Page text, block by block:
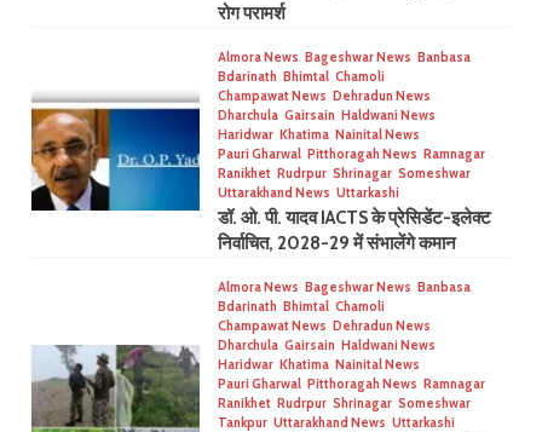
रोग परामर्श
Almora News Bageshwar News Banbasa
Bdarinath Bhimtal Chamoli
Champawat News Dehradun News
Dharchula Gairsain Haldwani News
Haridwar Khatima Nainital News
Pauri Gharwal Pitthoragah News Ramnagar
Ranikhet Rudrpur Shrinagar Someshwar
Uttarakhand News Uttarkashi
डॉ. ओ. पी. यादव IACTS के प्रेसिडेंट-इलेक्ट
निर्वाचित, 2028-29 में संभालेंगे कमान
Almora News Bageshwar News Banbasa
Bdarinath Bhimtal Chamoli
Champawat News Dehradun News
Dharchula Gairsain Haldwani News
Haridwar Khatima Nainital News
Pauri Gharwal Pitthoragah News Ramnagar
Ranikhet Rudrpur Shrinagar Someshwar
Tankpur Uttarakhand News Uttarkashi